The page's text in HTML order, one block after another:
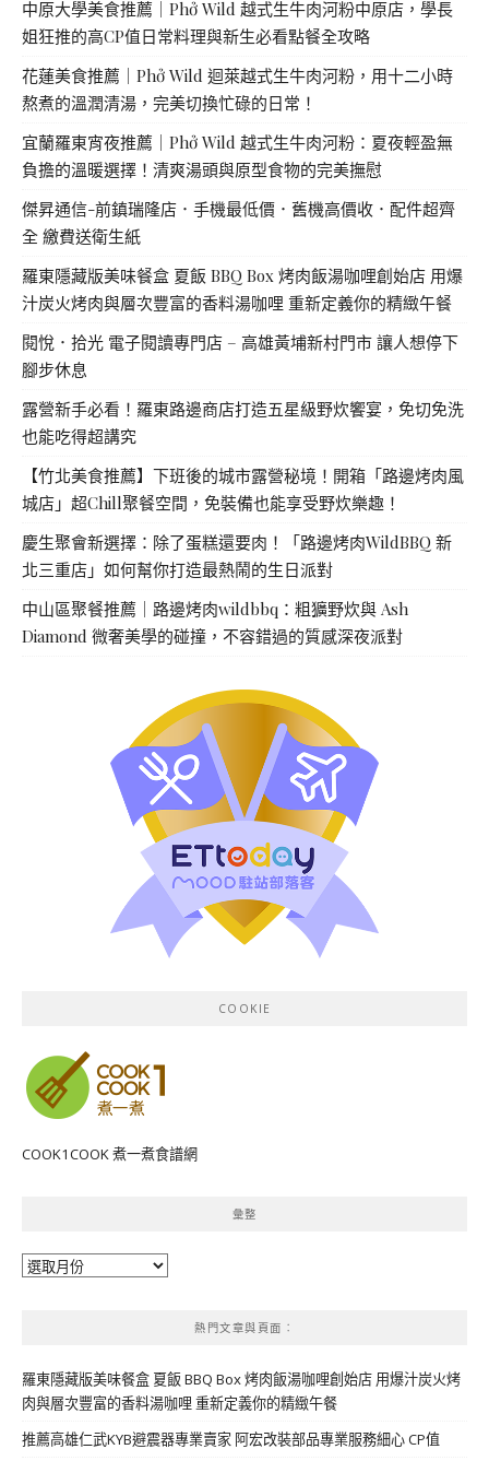
中原大學美食推薦｜Phở Wild 越式生牛肉河粉中原店，學長
姐狂推的高CP值日常料理與新生必看點餐全攻略
花蓮美食推薦｜Phở Wild 迴萊越式生牛肉河粉，用十二小時
熬煮的溫潤清湯，完美切換忙碌的日常！
宜蘭羅東宵夜推薦｜Phở Wild 越式生牛肉河粉：夏夜輕盈無
負擔的溫暖選擇！清爽湯頭與原型食物的完美撫慰
傑昇通信-前鎮瑞隆店．手機最低價．舊機高價收．配件超齊
全 繳費送衛生紙
羅東隱藏版美味餐盒 夏飯 BBQ Box 烤肉飯湯咖哩創始店 用爆
汁炭火烤肉與層次豐富的香料湯咖哩 重新定義你的精緻午餐
閱悅．拾光 電子閱讀專門店 – 高雄黃埔新村門市 讓人想停下
腳步休息
露營新手必看！羅東路邊商店打造五星級野炊饗宴，免切免洗
也能吃得超講究
【竹北美食推薦】下班後的城市露營秘境！開箱「路邊烤肉風
城店」超Chill聚餐空間，免裝備也能享受野炊樂趣！
慶生聚會新選擇：除了蛋糕還要肉！「路邊烤肉WildBBQ 新
北三重店」如何幫你打造最熱鬧的生日派對
中山區聚餐推薦｜路邊烤肉wildbbq：粗獷野炊與 Ash
Diamond 微奢美學的碰撞，不容錯過的質感深夜派對
COOKIE
COOK1COOK 煮一煮食譜網
彙整
彙
熱門文章與頁面︰
羅東隱藏版美味餐盒 夏飯 BBQ Box 烤肉飯湯咖哩創始店 用爆汁炭火烤
肉與層次豐富的香料湯咖哩 重新定義你的精緻午餐
推薦高雄仁武KYB避震器專業賣家 阿宏改裝部品專業服務細心 CP值